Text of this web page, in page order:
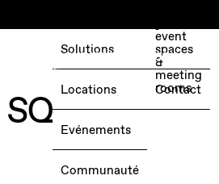
RÉSERVEZ UNE JOURNÉE D'ESSAI
GRATUITE →
Solutions
Locations
Evénements
Communauté
event
spaces
&
meeting
rooms
Contact
jeudi 05 décembre 2024, 17:00